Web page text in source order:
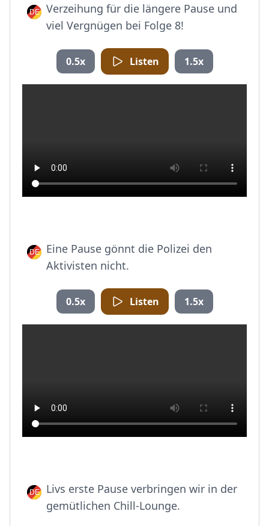
Verzeihung für die längere Pause und
viel Vergnügen bei Folge 8!
0.5x Listen 1.5x
Eine Pause gönnt die Polizei den
Aktivisten nicht.
0.5x Listen 1.5x
Livs erste Pause verbringen wir in der
gemütlichen Chill-Lounge.